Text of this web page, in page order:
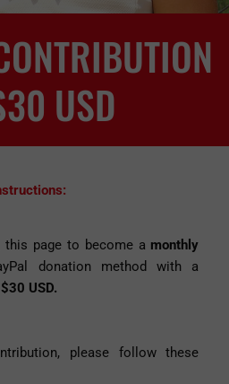
USD
this page to become a monthly
donation method with a
USD.
please follow these